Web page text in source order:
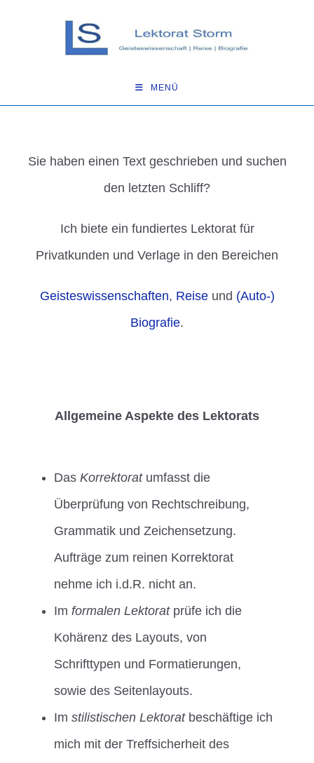
MENÜ
Sie haben einen Text geschrieben und suchen
den letzten Schliff?
Ich biete ein fundiertes Lektorat für
Privatkunden und Verlage in den Bereichen
Geisteswissenschaften, Reiseund (Auto-)
Biografie.
Allgemeine Aspekte des Lektorats
DasKorrektoratumfasst die
Überprüfung von Rechtschreibung,
Grammatik und Zeichensetzung.
Aufträge zum reinen Korrektorat
nehme ich i.d.R. nicht an.
Imformalen Lektoratprüfe ich die
Kohärenz des Layouts, von
Schrifttypen und Formatierungen,
sowie des Seitenlayouts.
Imstilistischen Lektoratbeschäftige ich
mich mit der Treffsicherheit des